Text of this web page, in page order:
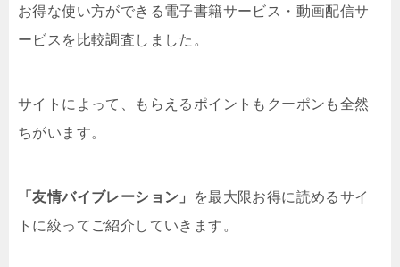
お得な使い方ができる電子書籍サービス・動画配信サ
ービスを比較調査しました。
サイトによって、もらえるポイントもクーポンも全然
ちがいます。
「友情バイブレーション」
を最大限お得に読めるサイ
トに絞ってご紹介していきます。